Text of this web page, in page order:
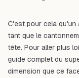
C'est pour cela qu'un
tant que le
tête. Pour aller plus
guide complet du
dimension que ce